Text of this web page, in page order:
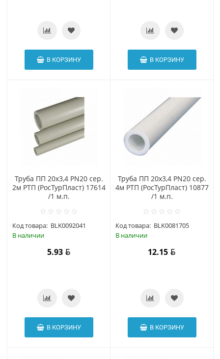
В КОРЗИНУ В КОРЗИНУ
Труба ПП 20х3,4 PN20 сер.
2м РТП (РосТурПласт) 17614
/1 м.п.
Код товара: BLK0092041
В наличии
5.93
В КОРЗИНУ
Труба ПП 20х3,4 PN20 сер.
4м РТП (РосТурПласт) 10877
/1 м.п.
Код товара: BLK0081705
В наличии
12.15
В КОРЗИНУ